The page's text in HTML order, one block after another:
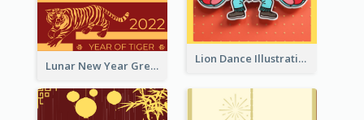
Lion Dance Illustration Photo Greeting Card
Lunar New Year Greeting Card With Tiger Illustration